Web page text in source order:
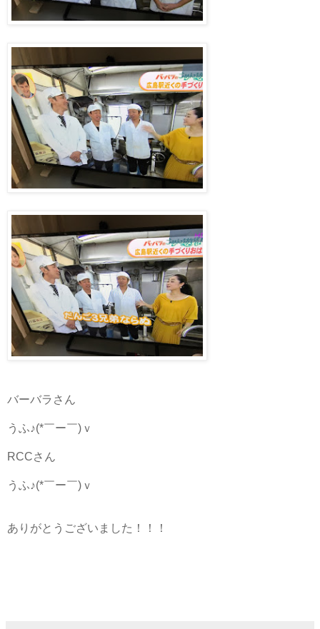
バーバラさん
うふ♪(*￣ー￣)ｖ
RCCさん
うふ♪(*￣ー￣)ｖ
ありがとうございました！！！